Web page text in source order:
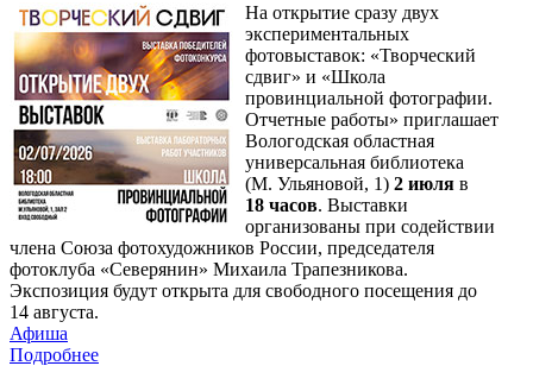
На открытие сразу двух
экспериментальных
фотовыставок: «Творческий
сдвиг» и «Школа
провинциальной фотографии.
Отчетные работы» приглашает
Вологодская областная
универсальная библиотека
(М. Ульяновой, 1) 2 июля в
18 часов. Выставки
организованы при содействии
члена Союза фотохудожников России, председателя
фотоклуба «Северянин» Михаила Трапезникова.
Экспозиция будут открыта для свободного посещения до
14 августа.
Афиша
Подробнее